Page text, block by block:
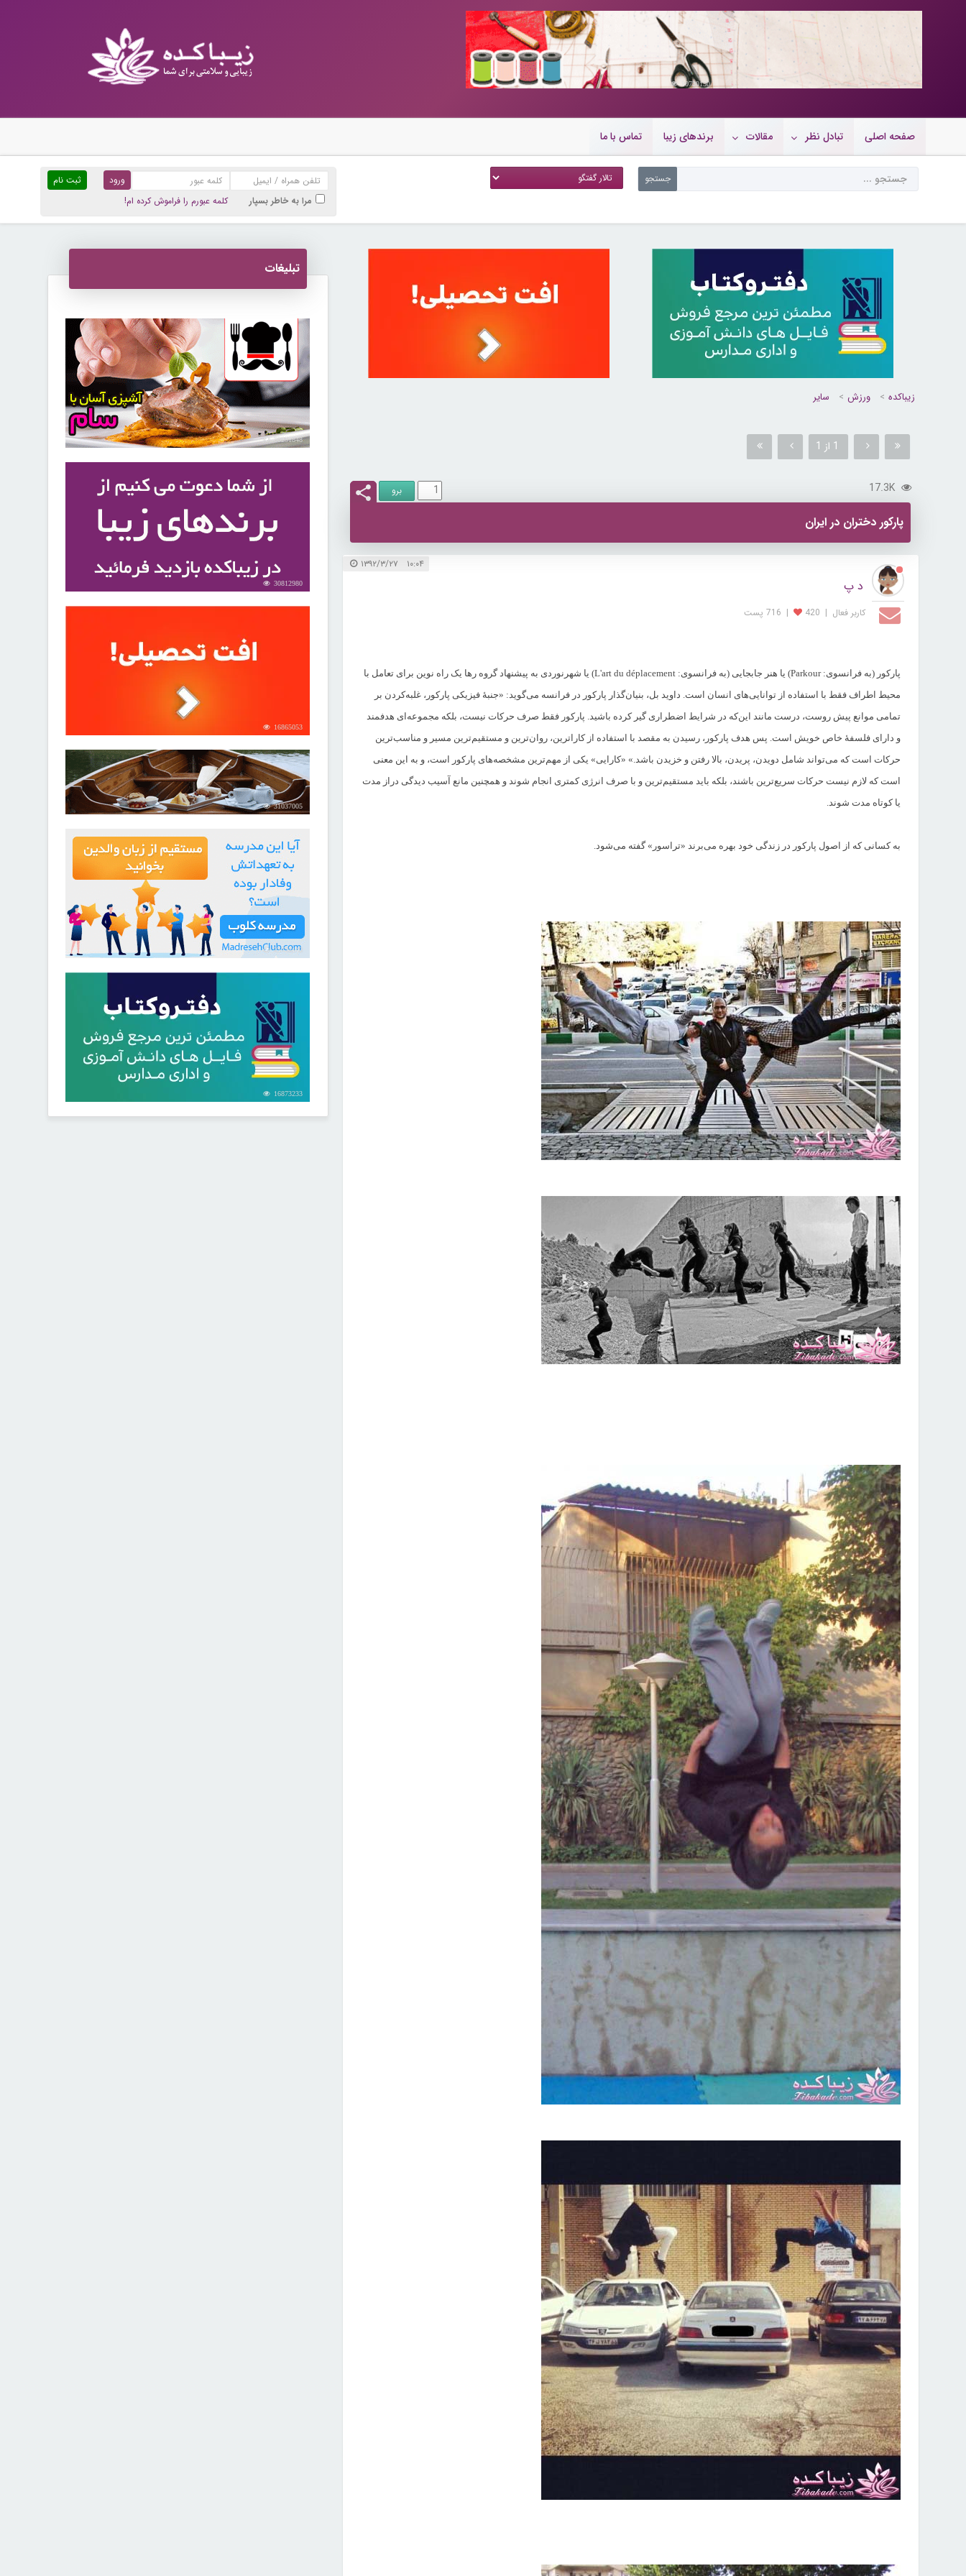
10720150
صفحه اصلی تبادل نظر مقالات برندهای زیبا تماس با ما
ثبت نام
مرا به خاطر بسپار
کلمه عبورم را فراموش کرده ام!
زیباکده ورزش سایر
1 از 1
17.3K
پارکور دختران در ا یر ان
۱۰:۰۴ ۱۳۹۲/۳/۲۷
د پ
کاربر فعال |
420
| 716 پست
پارکور (به فرانسوی: Parkour)‏ یا هنر جابجایی (به فرانسوی: L'art du déplacement)‏ یا شهرنوردی به پیشنهاد گروه رها یک راه نوین برای تعامل با
محیط اطراف فقط با استفاده از توانایی‌های انسان است. داوید بل، بنیان‌گذار پارکور در فرانسه می‌گوید: «جنبهٔ فیزیکی پارکور، غلبه‌کردن بر
تمامی موانع پیش روست، درست مانند این‌که در شرایط اضطراری گیر کرده باشید. پارکور فقط صرف حرکات نیست، بلکه مجموعه‌ای هدفمند
و دارای فلسفهٔ خاص خویش است. پس هدف پارکور، رسیدن به مقصد با استفاده از کاراترین، روان‌ترین و مستقیم‌ترین مسیر و مناسب‌ترین
حرکات است که می‌تواند شامل دویدن، پریدن، بالا رفتن و خزیدن باشد.» «کارایی» یکی از مهم‌ترین مشخصه‌های پارکور است، و به این معنی
است که لازم نیست حرکات سریع‌ترین باشند، بلکه باید مستقیم‌ترین و با صرف انرژی کمتری انجام شوند و همچنین مانع آسیب دیدگی دراز مدت
یا کوتاه مدت شوند.
به کسانی که از اصول پارکور در زندگی خود بهره می‌برند «تراسور» گفته می‌شود.
تبلیغات
30251848
30812980
16865053
31037005
21725143
16873233